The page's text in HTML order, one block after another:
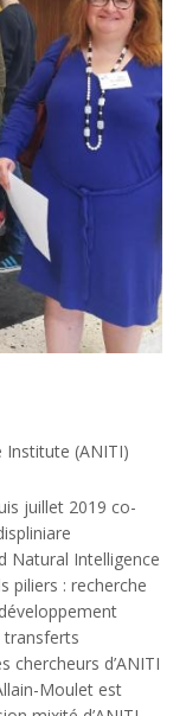
Institute (ANITI)
juillet 2019 co-
Natural Intelligence
piliers : recherche
transferts
d’ANITI
Moulet est